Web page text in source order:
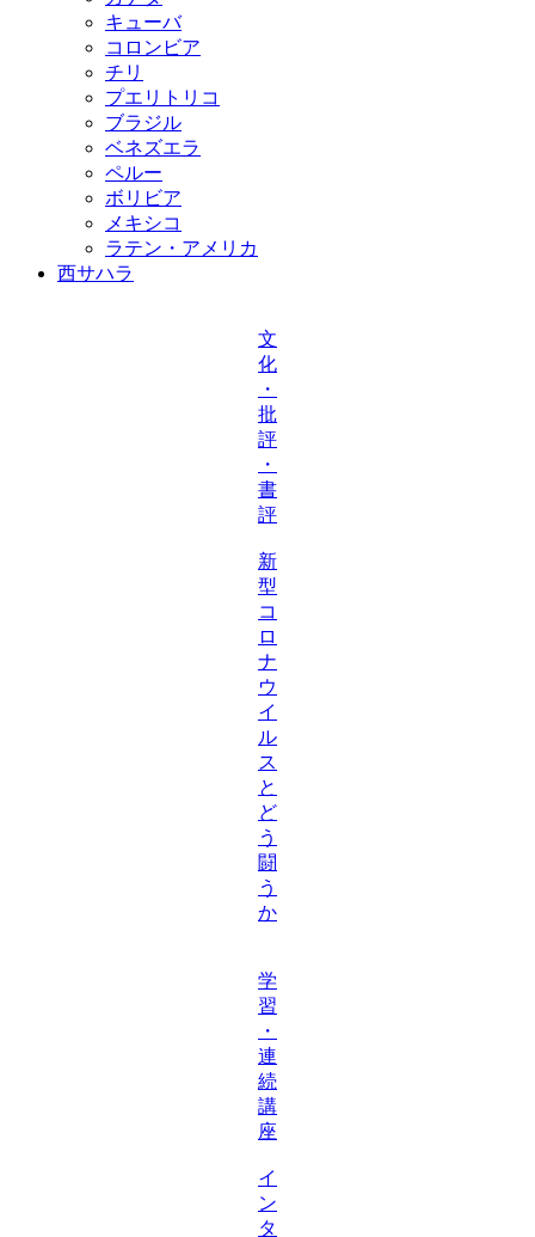
キューバ
コロンビア
チリ
プエリトリコ
ブラジル
ベネズエラ
ペルー
ボリビア
メキシコ
ラテン・アメリカ
西サハラ
文
化
・
批
評
・
書
評
新
型
コ
ロ
ナ
ウ
イ
ル
ス
と
ど
う
闘
う
か
学
習
・
連
続
講
座
イ
ン
タ